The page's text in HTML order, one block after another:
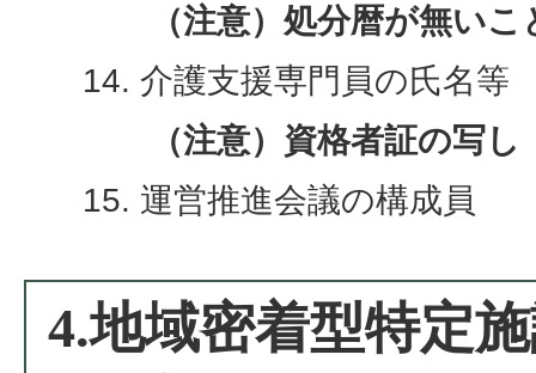
（注意）処分暦が無いこ
介護支援専門員の氏名等
（注意）資格者証の写し
運営推進会議の構成員
4.地域密着型特定